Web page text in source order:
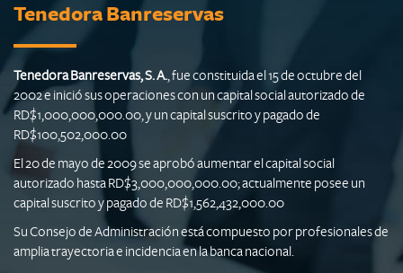
Tenedora Banreservas
Tenedora Banreservas, S. A., fue constituida el 15 de octubre del
2002 e inició sus operaciones con un capital social autorizado de
RD$1,000,000,000.00, y un capital suscrito y pagado de
RD$100,502,000.00
El 20 de mayo de 2009 se aprobó aumentar el capital social
autorizado hasta RD$3,000,000,000.00; actualmente posee un
capital suscrito y pagado de RD$1,562,432,000.00
Su Consejo de Administración está compuesto por profesionales de
amplia trayectoria e incidencia en la banca nacional.